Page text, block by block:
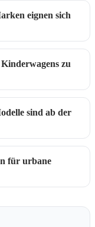
eignen sich
zu
sind ab der
für urbane